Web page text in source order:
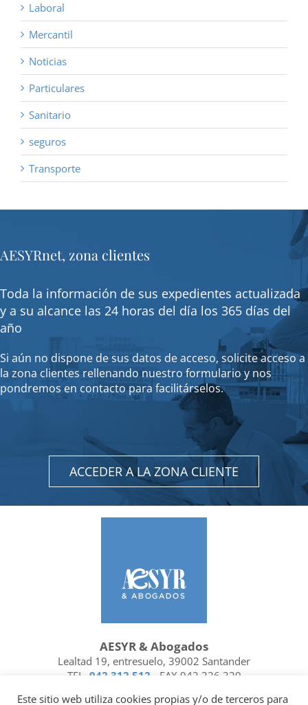
Laboral
Mercantil
Noticias
Particulares
Sanitario
seguros
Transporte
AESYRnet, zona clientes
Toda la información de sus expedientes actualizada
y a su alcance las 24 horas del día los 365 días del
año
Si aún no dispone de sus datos de acceso, solicite acceso a
la zona clientes rellenando nuestro formulario y nos
pondremos en contacto para facilitárselos.
ACCEDER A LA ZONA CLIENTE
AESYR & Abogados
Lealtad 19, entresuelo, 39002 Santander
TEL. 942 312 512 - FAX 942 226 329
Este sitio web utiliza cookies propias y/o de terceros para